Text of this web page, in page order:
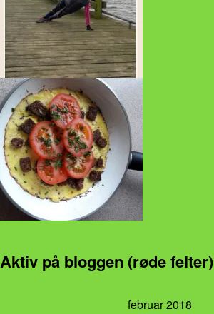
Aktiv på bloggen (røde felter)
februar 2018